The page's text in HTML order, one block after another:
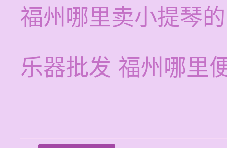
福州哪里卖小提琴
乐器批发 福州哪里